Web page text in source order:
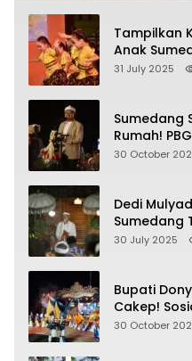
Tampilkan
Anak
Dihadiri
31 July 2025
Sumedang
Rumah!
Jadi Kunci!
30 October
Dedi
Sumedang
Gadungan
30 July 2025
Bupati
Cakep!
Seni
30 October